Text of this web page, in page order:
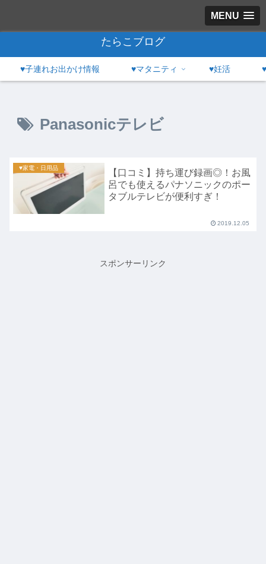
MENU
たらこブログ
♥子連れお出かけ情報 ♥マタニティ ♥妊活
Panasonicテレビ
♥家電・日用品
【口コミ】持ち運び録画◎！お風
呂でも使えるパナソニックのポー
タブルテレビが便利すぎ！
2019.12.05
スポンサーリンク